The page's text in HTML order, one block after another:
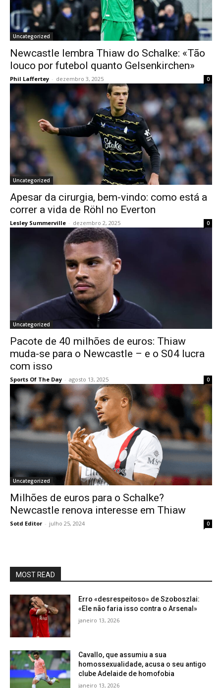
Uncategorized
Newcastle lembra Thiaw do Schalke: «Tão
louco por futebol quanto Gelsenkirchen»
Phil Laffertey - dezembro 3, 2025 0
Uncategorized
Apesar da cirurgia, bem-vindo: como está a
correr a vida de Röhl no Everton
Lesley Summerville - dezembro 2, 2025 0
Uncategorized
Pacote de 40 milhões de euros: Thiaw
muda-se para o Newcastle – e o S04 lucra
com isso
Sports Of The Day - agosto 13, 2025 0
Uncategorized
Milhões de euros para o Schalke?
Newcastle renova interesse em Thiaw
Sotd Editor - julho 25, 2024 0
MOST READ
Erro «desrespeitoso» de Szoboszlai:
«Ele não faria isso contra o Arsenal»
janeiro 13, 2026
Cavallo, que assumiu a sua
homossexualidade, acusa o seu antigo
clube Adelaide de homofobia
janeiro 13, 2026